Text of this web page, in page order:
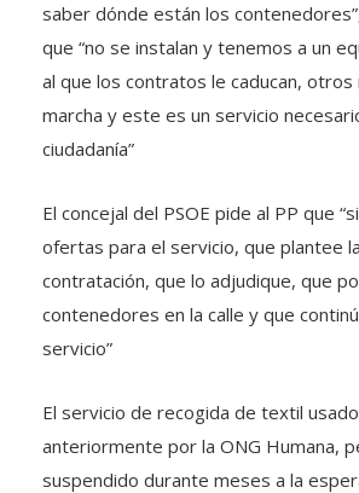
saber dónde están los
que “no se instalan y tenemos a un
al que los contratos le caducan, otros
marcha y este es un servicio
ciudadanía”
El concejal del PSOE pide al PP que
ofertas para el servicio, que plantee
contratación, que lo adjudique, que
contenedores en la calle y que
servicio”
El servicio de recogida de textil
anteriormente por la ONG Humana,
suspendido durante meses a la